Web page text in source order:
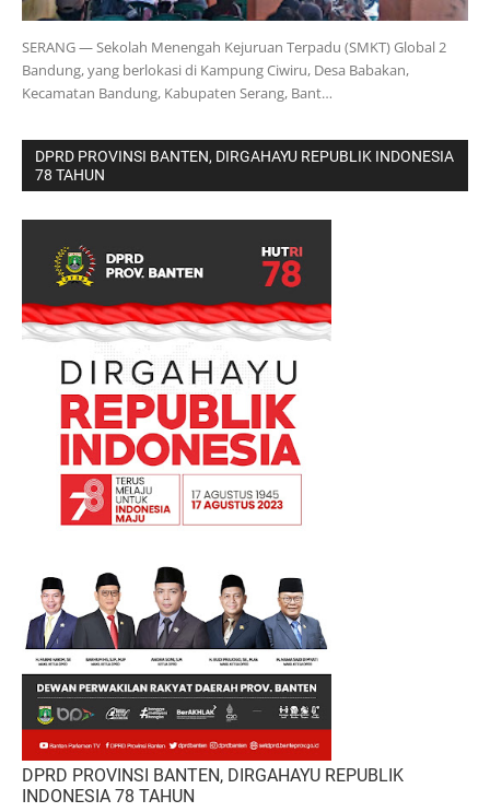
SERANG — Sekolah Menengah Kejuruan Terpadu (SMKT) Global 2
Bandung, yang berlokasi di Kampung Ciwiru, Desa Babakan,
Kecamatan Bandung, Kabupaten Serang, Bant…
DPRD PROVINSI BANTEN, DIRGAHAYU REPUBLIK INDONESIA
78 TAHUN
DPRD PROVINSI BANTEN, DIRGAHAYU REPUBLIK
INDONESIA 78 TAHUN